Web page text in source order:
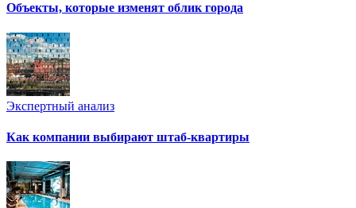
Объекты, которые изменят облик города
Экспертный анализ
Как компании выбирают штаб-квартиры